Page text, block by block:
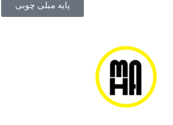
پایه مبلی چوبی